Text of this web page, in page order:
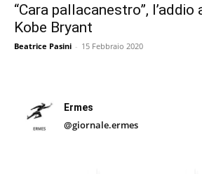
“Cara pallacanestro”, l’addio
Kobe Bryant
Beatrice Pasini - 15 Febbraio 2020
Ermes
@giornale.ermes